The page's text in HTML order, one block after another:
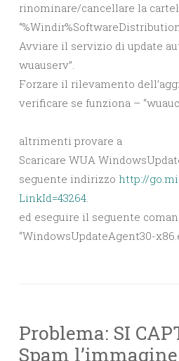
rinominare/cancellare la
Avviare il servizio di update
wuauserv”.
Forzare il rilevamento
verificare se funziona –
altrimenti provare a
Scaricare WUA
seguente indirizzo http://
LinkId=43264.
ed eseguire il seguente
“WindowsUpdateAgent30-
Problema: SI
Spam